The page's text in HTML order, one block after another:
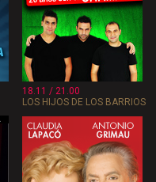
18.11 / 21.00
LOS HIJOS DE LOS BARRIOS